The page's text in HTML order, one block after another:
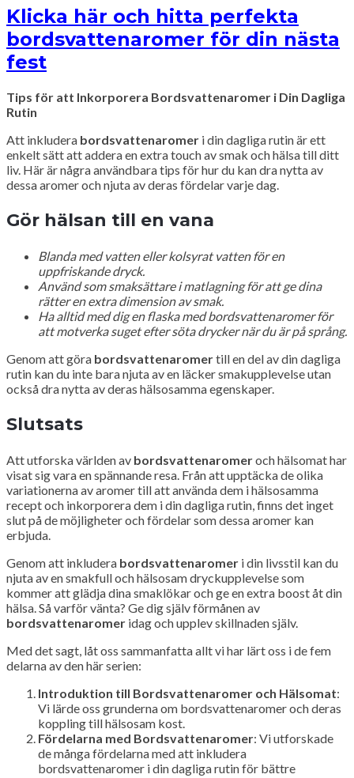
Klicka här och hitta perfekta
bordsvattenaromer för din nästa
fest
Tips för att Inkorporera Bordsvattenaromer i Din Dagliga
Rutin
Att inkludera bordsvattenaromer i din dagliga rutin är ett
enkelt sätt att addera en extra touch av smak och hälsa till ditt
liv. Här är några användbara tips för hur du kan dra nytta av
dessa aromer och njuta av deras fördelar varje dag.
Gör hälsan till en vana
Blanda med vatten eller kolsyrat vatten för en
uppfriskande dryck.
Använd som smaksättare i matlagning för att ge dina
rätter en extra dimension av smak.
Ha alltid med dig en flaska med bordsvattenaromer för
att motverka suget efter söta drycker när du är på språng.
Genom att göra bordsvattenaromertill en del av din dagliga
rutin kan du inte bara njuta av en läcker smakupplevelse utan
också dra nytta av deras hälsosamma egenskaper.
Slutsats
Att utforska världen av bordsvattenaromeroch hälsomat har
visat sig vara en spännande resa. Från att upptäcka de olika
variationerna av aromer till att använda dem i hälsosamma
recept och inkorporera dem i din dagliga rutin, finns det inget
slut på de möjligheter och fördelar som dessa aromer kan
erbjuda.
Genom att inkludera bordsvattenaromer i din livsstil kan du
njuta av en smakfull och hälsosam dryckupplevelse som
kommer att glädja dina smaklökar och ge en extra boost åt din
hälsa. Så varför vänta? Ge dig själv förmånen av
bordsvattenaromer idag och upplev skillnaden själv.
Med det sagt, låt oss sammanfatta allt vi har lärt oss i de fem
delarna av den här serien:
Introduktion till Bordsvattenaromer och Hälsomat:
Vi lärde oss grunderna om bordsvattenaromer och deras
koppling till hälsosam kost.
Fördelarna med Bordsvattenaromer: Vi utforskade
de många fördelarna med att inkludera
bordsvattenaromer i din dagliga rutin för bättre